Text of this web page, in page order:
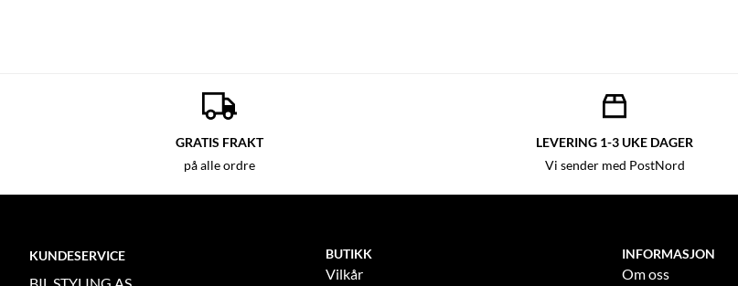
GRATIS FRAKT
på alle ordre
LEVERING 1-3 UKE DAGER
Vi sender med PostNord
KUNDESERVICE BUTIKK
Vilkår
INFORMASJON
Om oss